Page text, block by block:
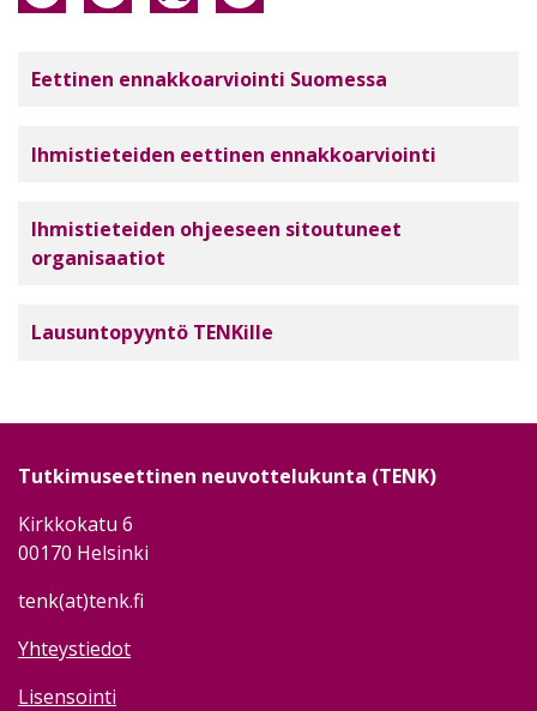
Eettinen ennakkoarviointi Suomessa
Ihmistieteiden eettinen ennakkoarviointi
Ihmistieteiden ohjeeseen sitoutuneet
organisaatiot
Lausuntopyyntö TENKille
Tutkimuseettinen neuvottelukunta (TENK)
Kirkkokatu 6
00170 Helsinki
tenk(at)tenk.fi
Yhteystiedot
Lisensointi